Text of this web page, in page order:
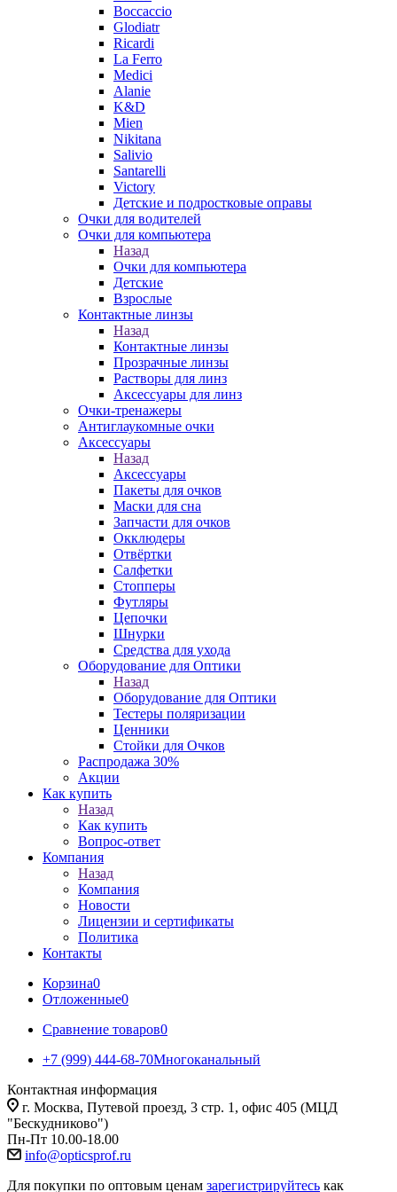
Boccaccio
Glodiatr
Ricardi
La Ferro
Medici
Alanie
K&D
Mien
Nikitana
Salivio
Santarelli
Victory
Детские и подростковые оправы
Очки для водителей
Очки для компьютера
Назад
Очки для компьютера
Детские
Взрослые
Контактные линзы
Назад
Контактные линзы
Прозрачные линзы
Растворы для линз
Аксессуары для линз
Очки-тренажеры
Антиглаукомные очки
Аксессуары
Назад
Аксессуары
Пакеты для очков
Маски для сна
Запчасти для очков
Окклюдеры
Отвёртки
Салфетки
Стопперы
Футляры
Цепочки
Шнурки
Средства для ухода
Оборудование для Оптики
Назад
Оборудование для Оптики
Тестеры поляризации
Ценники
Стойки для Очков
Распродажа 30%
Акции
Как купить
Назад
Как купить
Вопрос-ответ
Компания
Назад
Компания
Новости
Лицензии и сертификаты
Политика
Контакты
Корзина0
Отложенные0
Сравнение товаров0
+7 (999) 444-68-70Многоканальный
Контактная информация
г. Москва, Путевой проезд, 3 стр. 1, офис 405 (МЦД
"Бескудниково")
Пн-Пт 10.00-18.00
info@opticsprof.ru
Для покупки по оптовым ценам зарегистрируйтесь как